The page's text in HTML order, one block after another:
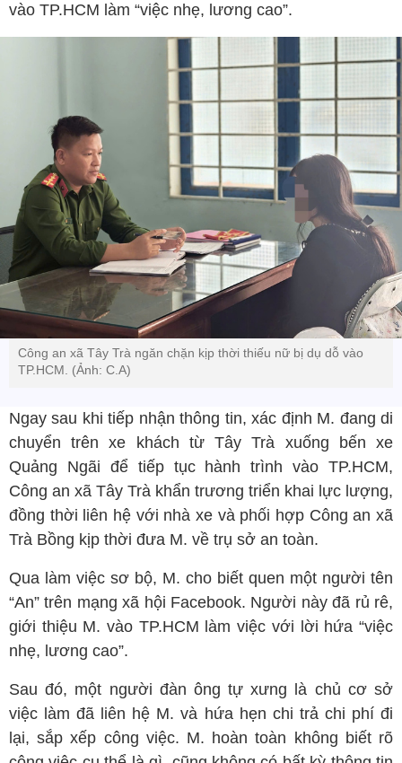
vào TP.HCM làm “việc nhẹ, lương cao”.
Công an xã Tây Trà ngăn chặn kịp thời thiếu nữ bị dụ dỗ vào
TP.HCM. (Ảnh: C.A)
Ngay sau khi tiếp nhận thông tin, xác định M. đang di
chuyển trên xe khách từ Tây Trà xuống bến xe
Quảng Ngãi để tiếp tục hành trình vào TP.HCM,
Công an xã Tây Trà khẩn trương triển khai lực lượng,
đồng thời liên hệ với nhà xe và phối hợp Công an xã
Trà Bồng kịp thời đưa M. về trụ sở an toàn.
Qua làm việc sơ bộ, M. cho biết quen một người tên
“An” trên mạng xã hội Facebook. Người này đã rủ rê,
giới thiệu M. vào TP.HCM làm việc với lời hứa “việc
nhẹ, lương cao”.
Sau đó, một người đàn ông tự xưng là chủ cơ sở
việc làm đã liên hệ M. và hứa hẹn chi trả chi phí đi
lại, sắp xếp công việc. M. hoàn toàn không biết rõ